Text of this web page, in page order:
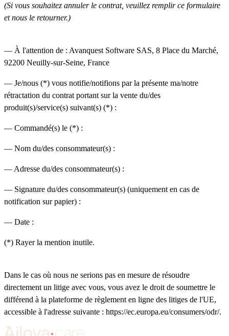
(Si vous souhaitez annuler le contrat, veuillez remplir ce formulaire
et nous le retourner.)
— À l'attention de : Avanquest Software SAS, 8 Place du Marché,
92200 Neuilly-sur-Seine, France
— Je/nous (*) vous notifie/notifions par la présente ma/notre
rétractation du contrat portant sur la vente du/des
produit(s)/service(s) suivant(s) (*) :
— Commandé(s) le (*) :
— Nom du/des consommateur(s) :
— Adresse du/des consommateur(s) :
— Signature du/des consommateur(s) (uniquement en cas de
notification sur papier) :
— Date :
(*) Rayer la mention inutile.
Dans le cas où nous ne serions pas en mesure de résoudre
directement un litige avec vous, vous avez le droit de soumettre le
différend à la plateforme de règlement en ligne des litiges de l'UE,
accessible à l'adresse suivante : https://ec.europa.eu/consumers/odr/.